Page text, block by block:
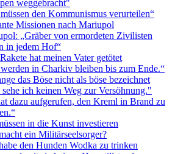
weggebracht"
den Kommunismus verurteilen“
Missionen nach Mariupol
„Gräber von ermordeten Zivilisten
in jedem Hof“
hat meinen Vater getötet
in Charkiv bleiben bis zum Ende.“
das Böse nicht als böse bezeichnet
ich keinen Weg zur Versöhnung."
dazu aufgerufen, den Kreml in Brand zu
in die Kunst investieren
ein Militärseelsorger?
den Hunden Wodka zu trinken